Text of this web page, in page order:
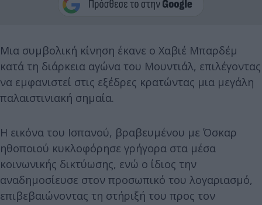
Μια συμβολική κίνηση έκανε ο Χαβιέ Μπαρδέμ
κατά τη διάρκεια αγώνα του Μουντιάλ, επιλέγοντας
να εμφανιστεί στις εξέδρες κρατώντας μια μεγάλη
παλαιστινιακή σημαία.
Η εικόνα του Ισπανού, βραβευμένου με Όσκαρ
ηθοποιού κυκλοφόρησε γρήγορα στα μέσα
κοινωνικής δικτύωσης, ενώ ο ίδιος την
αναδημοσίευσε στον προσωπικό του λογαριασμό,
επιβεβαιώνοντας τη στήριξή του προς τον